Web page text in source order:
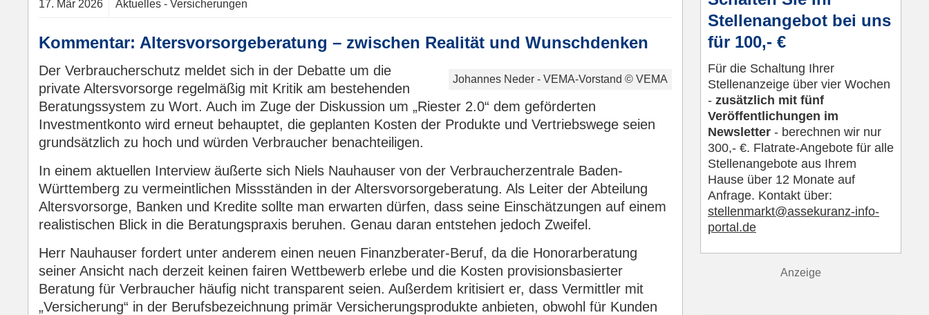
17. Mär 2026 Aktuelles - Versicherungen
Kommentar: Altersvorsorgeberatung – zwischen Realität und Wunschdenken
Johannes Neder - VEMA-Vorstand © VEMA
Der Verbraucherschutz meldet sich in der Debatte um die
private Altersvorsorge regelmäßig mit Kritik am bestehenden
Beratungssystem zu Wort. Auch im Zuge der Diskussion um „Riester 2.0“ dem geförderten
Investmentkonto wird erneut behauptet, die geplanten Kosten der Produkte und Vertriebswege seien
grundsätzlich zu hoch und würden Verbraucher benachteiligen.
In einem aktuellen Interview äußerte sich Niels Nauhauser von der Verbraucherzentrale Baden-
Württemberg zu vermeintlichen Missständen in der Altersvorsorgeberatung. Als Leiter der Abteilung
Altersvorsorge, Banken und Kredite sollte man erwarten dürfen, dass seine Einschätzungen auf einem
realistischen Blick in die Beratungspraxis beruhen. Genau daran entstehen jedoch Zweifel.
Herr Nauhauser fordert unter anderem einen neuen Finanzberater-Beruf, da die Honorarberatung
seiner Ansicht nach derzeit keinen fairen Wettbewerb erlebe und die Kosten provisionsbasierter
Beratung für Verbraucher häufig nicht transparent seien. Außerdem kritisiert er, dass Vermittler mit
„Versicherung“ in der Berufsbezeichnung primär Versicherungsprodukte anbieten, obwohl für Kunden
Stellenangebot bei uns
für 100,- €
Für die Schaltung Ihrer
Stellenanzeige über vier Wochen
- zusätzlich mit fünf
Veröffentlichungen im
Newsletter - berechnen wir nur
300,- €. Flatrate-Angebote für alle
Stellenangebote aus Ihrem
Hause über 12 Monate auf
Anfrage. Kontakt über:
stellenmarkt@assekuranz-info-
portal.de
Anzeige